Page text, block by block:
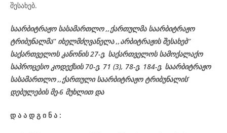
შესახებ.
საარბიტრაჟო სასამართლო ,,ქართულმა საარბიტრაჟო
ტრიბუნალმა’’ იხელმძღვანელა ,,არბიტრაჟის შესახებ’’
საქართველოს კანონის 27-ე, საქართველოს სამოქალაქო
საპროცესო კოდექსის 70-ე, 71 (3), 78-ე, 184-ე, საარბიტრაჟო
სასამართლო ,,ქართული საარბიტრაჟო ტრიბუნალის’
დებულების მე-6 მუხლით და
დ ა ა დ გ ი ნ ა :